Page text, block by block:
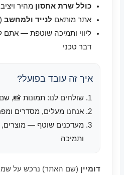
כולל שרת אחסון מהיר ויציב
אתר מותאם לנייד ולמחשב
ליווי ותמיכה שוטפת —
דבר טכני
איך זה עובד בפועל?
שולחים לנו: תמונות 📸,
אנחנו מעלים, מסדרים
מעדכנים שוטף —
ותמיכה
דומיין (שם האתר) נרכש על